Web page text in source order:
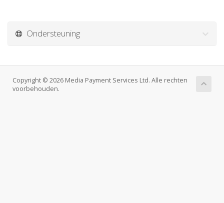
Ondersteuning
Copyright © 2026 Media Payment Services Ltd. Alle rechten
voorbehouden.